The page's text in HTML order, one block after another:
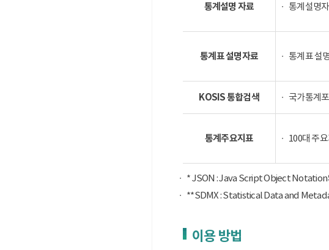
통계설명 자료 통계설명
통계표 설명자료 통계표 설
KOSIS 통합검색 국가통계
통계주요지표 100대 주
* JSON : Java Script Object Notation
**SDMX : Statistical Data and
이용 방법